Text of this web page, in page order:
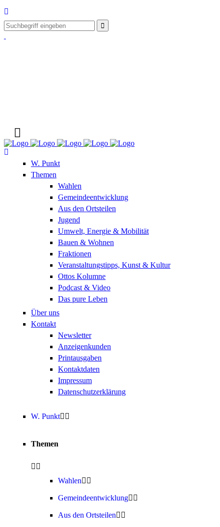
W. Punkt
Themen
Wahlen
Gemeindeentwicklung
Aus den Ortsteilen
Jugend
Umwelt, Energie & Mobilität
Bauen & Wohnen
Fraktionen
Veranstaltungstipps, Kunst & Kultur
Ottos Kolumne
Podcast & Video
Das pure Leben
Über uns
Kontakt
Newsletter
Anzeigenkunden
Printausgaben
Kontaktdaten
Impressum
Datenschutzerklärung
W. Punkt
Themen
Wahlen
Gemeindeentwicklung
Aus den Ortsteilen